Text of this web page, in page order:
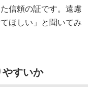
信頼の証です。遠慮
ほしい」と聞いてみ
やすいか